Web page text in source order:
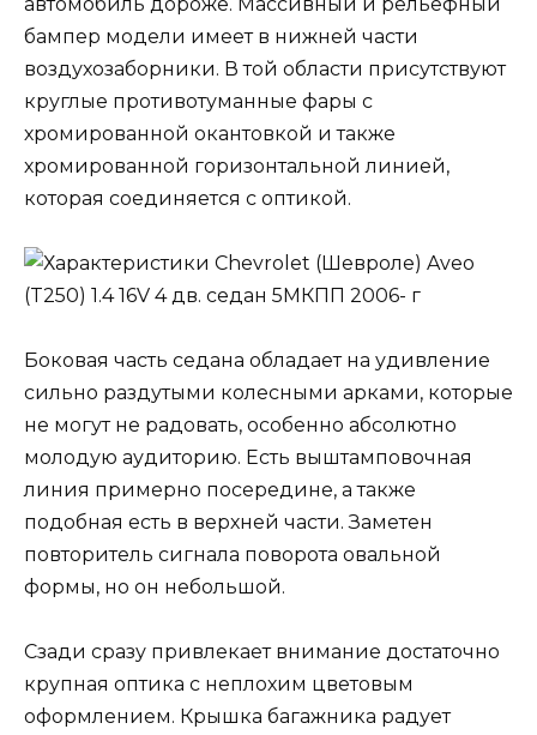
бампер модели имеет в нижней части
воздухозаборники. В той области присутствуют
круглые противотуманные фары с
хромированной окантовкой и также
хромированной горизонтальной линией,
которая соединяется с оптикой.
Боковая часть седана обладает на удивление
сильно раздутыми колесными арками, которые
не могут не радовать, особенно абсолютно
молодую аудиторию. Есть выштамповочная
линия примерно посередине, а также
подобная есть в верхней части. Заметен
повторитель сигнала поворота овальной
формы, но он небольшой.
Сзади сразу привлекает внимание достаточно
крупная оптика с неплохим цветовым
оформлением. Крышка багажника радует